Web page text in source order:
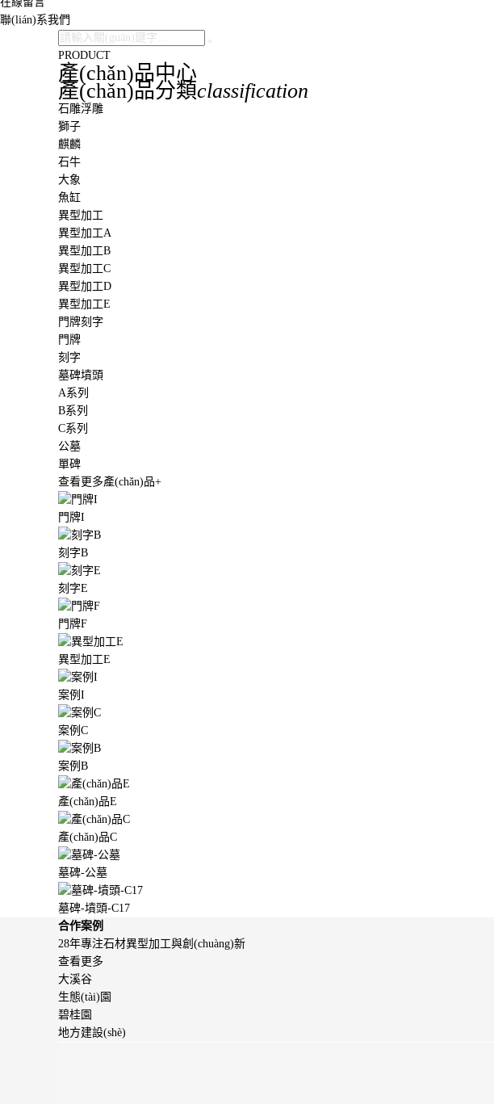
聯(lián)系我們
PRODUCT
產(chǎn)品中心
產(chǎn)品分類classification
石雕浮雕
獅子
麒麟
石牛
大象
魚缸
異型加工
異型加工A
異型加工B
異型加工C
異型加工D
異型加工E
門牌刻字
門牌
刻字
墓碑墳頭
A系列
B系列
C系列
公墓
單碑
查看更多產(chǎn)品+
門牌I
刻字B
刻字E
門牌F
異型加工E
案例I
案例C
案例B
產(chǎn)品E
產(chǎn)品C
墓碑-公墓
墓碑-墳頭-C17
合作案例
28年專注石材異型加工與創(chuàng)新
查看更多
大溪谷
生態(tài)園
碧桂園
地方建設(shè)